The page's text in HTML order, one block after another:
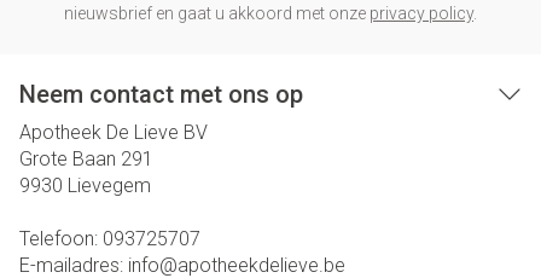
nieuwsbrief en gaat u akkoord met onze privacy policy.
Neem contact met ons op
Apotheek De Lieve BV
Grote Baan 291
9930 Lievegem
Telefoon: 093725707
E-mailadres: info@apotheekdelieve.be